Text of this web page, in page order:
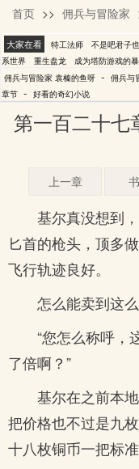
袁榛的鱼呀
首页 >> 佣兵与冒险家
大家在看 特工法师 不是吧君子
系世界
重生盘龙 成为塔防游戏的
佣兵与冒险家 袁榛的鱼呀 - 佣兵与
章节 - 好看的奇幻小说
第一百二十七
上一章
基尔真没想到
匕首的枪头，顶多
飞行轨迹良好。
怎么能卖到这
“您怎么称呼，
了倍啊？”
基尔在之前本
把价格也不过是九
十八枚铜币一把标准